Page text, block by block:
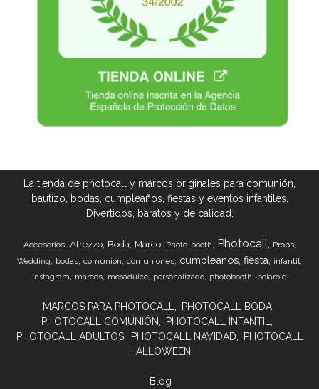
La tienda de photocall y marcos originales para comunión,
bautizo, bodas, cumpleaños, fiestas y eventos infantiles.
Divertidos, baratos y de calidad.
Accesorios Atrezzo Boda Marco Photo-booth Photocall Props
Wedding bodas comunion comuniones cumpleanos fiesta infantil
instagram marcos mesadulce personalizado photobooth polaroid
MARCOS PARA PHOTOCALL
PHOTOCALL BODA
PHOTOCALL COMUNIÓN
PHOTOCALL INFANTIL
PHOTOCALL ADULTOS
PHOTOCALL NAVIDAD
PHOTOCALL
HALLOWEEN
Blog